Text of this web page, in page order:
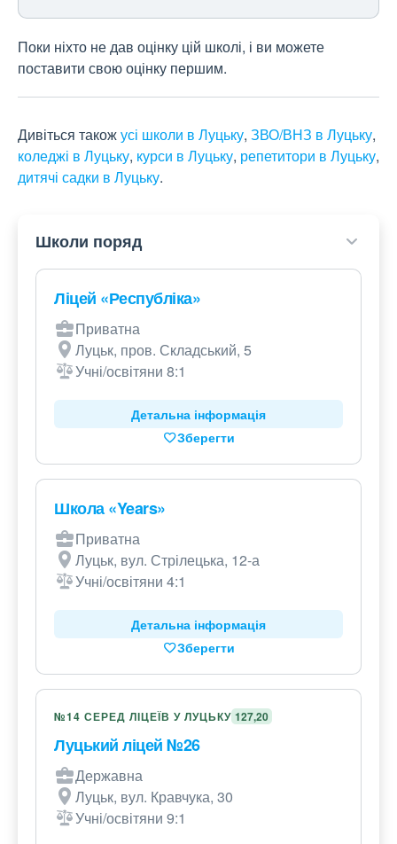
Поки ніхто не дав оцінку цій школі, і ви можете
поставити свою оцінку першим.
Дивіться такожусі школи в Луцьку, ЗВО/ВНЗ в Луцьку,
коледжі в Луцьку, курси в Луцьку, репетитори в Луцьку,
дитячі садки в Луцьку.
Школи поряд
Ліцей «Республіка»
Приватна
Луцьк, пров. Складський, 5
Учні/освітяни 8:1
Детальна інформація
Зберегти
Школа «Years»
Приватна
Луцьк, вул. Стрілецька, 12-а
Учні/освітяни 4:1
Детальна інформація
Зберегти
№14 СЕРЕД ЛІЦЕЇВ У ЛУЦЬКУ 127,20
Луцький ліцей №26
Державна
Луцьк, вул. Кравчука, 30
Учні/освітяни 9:1